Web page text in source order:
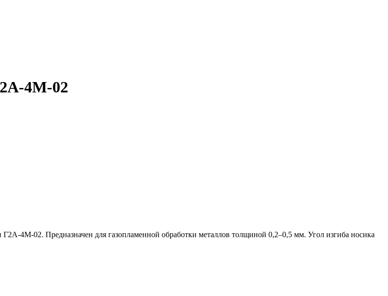
4М-02
4М-02. Предназначен для газопламенной обработки металлов толщиной 0,2–0,5 мм. Угол изгиба носика